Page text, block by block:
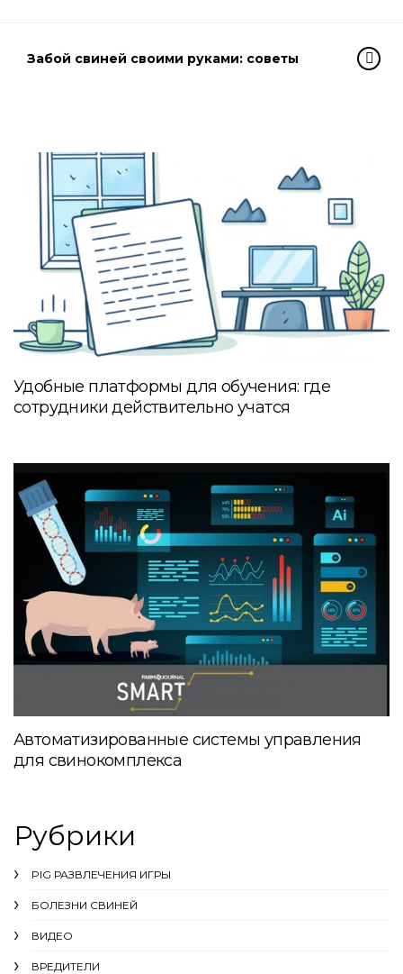
Забой свиней своими руками: советы
Удобные платформы для обучения: где
сотрудники действительно учатся
Автоматизированные системы управления
для свинокомплекса
Рубрики
PIG РАЗВЛЕЧЕНИЯ ИГРЫ
БОЛЕЗНИ СВИНЕЙ
ВИДЕО
ВРЕДИТЕЛИ